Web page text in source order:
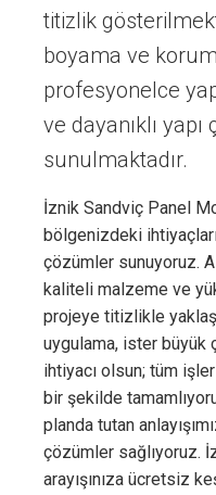
titizlik
boyama ve
profesyonelce
ve dayanıklı
sunulmaktadır.
İznik Sandviç Panel
bölgenizdeki
çözümler sunuyoruz.
kaliteli malzeme ve
projeye titizlikle
uygulama, ister büyük
ihtiyacı olsun; tüm
bir şekilde
planda tutan
çözümler sağlıyoruz.
arayışınıza ücretsiz